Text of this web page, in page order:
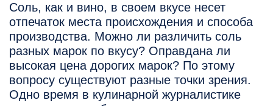
Соль, как и вино, в своем вкусе несет
отпечаток места происхождения и способа
производства. Можно ли различить соль
разных марок по вкусу? Оправдана ли
высокая цена дорогих марок? По этому
вопросу существуют разные точки зрения.
Одно время в кулинарной журналистике